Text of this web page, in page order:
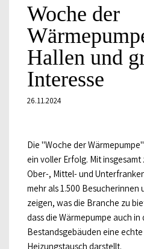
Woche der
Hallen und
Interesse
26.11.2024
Die "Woche der
ein voller Erfolg. Mit
Ober-, Mittel- und
mehr als 1.500
zeigen, was die Branche zu
dass die Wärmepumpe auch in
Bestandsgebäuden eine
Heizungstausch darstellt.